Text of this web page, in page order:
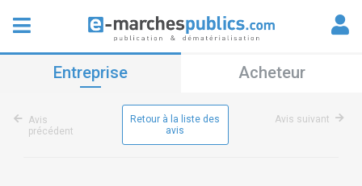
Entreprise Acheteur
Avis
précédent
Retour à la liste des
avis
Avis suivant